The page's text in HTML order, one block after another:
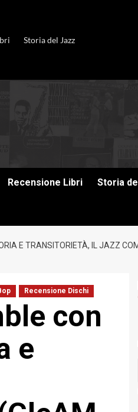
Storia del Jazz
Recensione Libri Storia
E TRANSITORIETÀ, IL JAZZ
Recensione Dischi
con
e